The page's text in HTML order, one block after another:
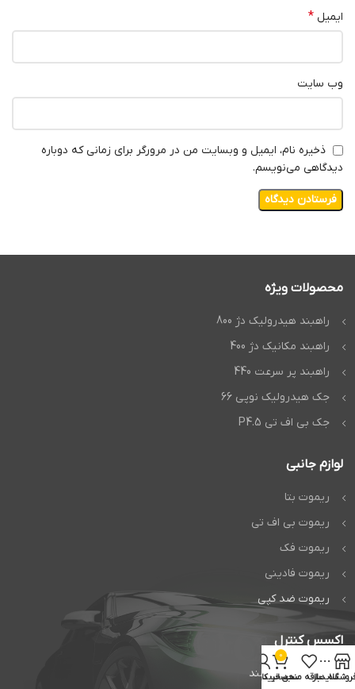
ایمیل *
وب‌ سایت
ذخیره نام، ایمیل و وبسایت من در مرورگر برای زمانی که دوباره
دیدگاهی می‌نویسم.
محصولات ویژه
راهبند هیدرولیک دژ 800
راهبند مکانیک دژ 400
راهبند پر سرعت 440
جک هیدرولیک نوپی 66
جک بی اف تی P4.5
لوازم جانبی
ریموت بتا
ریموت بی اف تی
ریموت فک
ریموت فادینی
ریموت ضد کپی
اکسس کنترل
تگ خوان برد بلند
سایدبارعلاقه مندی
0
سبد خرید
حساب کاربری من